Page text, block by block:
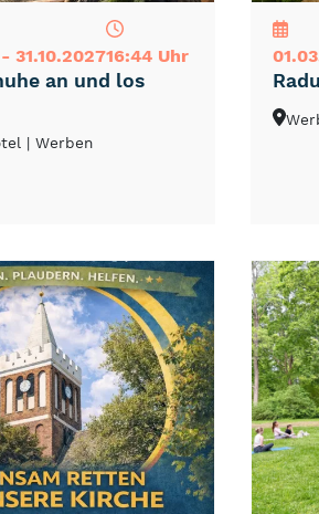
31.10.202716:44 Uhr
an und los
| Werben